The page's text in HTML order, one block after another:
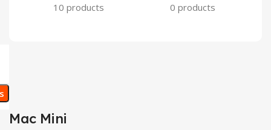
10 products
0 products
Mac Mini